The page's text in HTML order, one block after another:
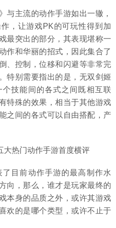
与主流的动作手游如出一辙，
，让游戏PK的可玩性得到加
最突出的部分，其表现堪称一
作和华丽的招式，因此集合了
、控制，位移和闪避等非常完
特别需要指出的是，无双剑姬
技能间的各式之间既相互联
特殊的效果，相当于其他游戏
之间的各式可以自由搭配，产
目前动作手游的最高制作水
向，那么，谁才是玩家最终的
本身的品质之外，或许其游戏
欢的是哪个类型，或许不止于